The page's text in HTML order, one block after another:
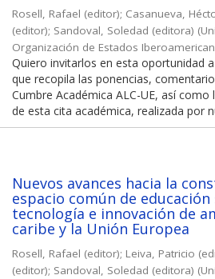
Rosell, Rafael (editor); Casanueva,
(editor); Sandoval, Soledad (editora) (
Organización de Estados
Quiero invitarlos en esta oportunidad
que recopila las ponencias,
Cumbre Académica ALC-UE, así
de esta cita académica, realizada por
Nuevos avances hacia la
espacio común de
tecnología e innovación de
caribe y la Unión Europea
Rosell, Rafael (editor); Leiva, Patricio
(editor); Sandoval, Soledad (editora) (